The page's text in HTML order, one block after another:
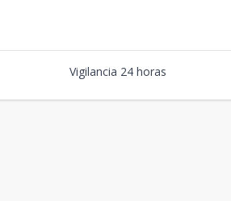
Vigilancia 24 horas